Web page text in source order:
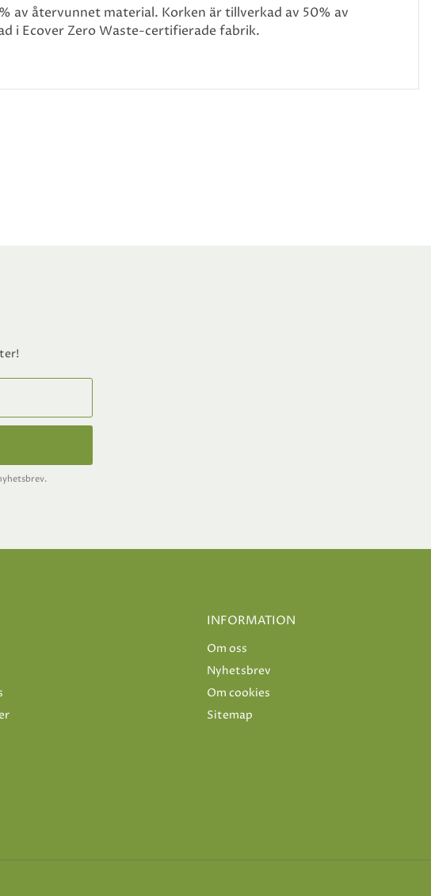
av återvunnet material. Korken är tillverkad av 50% av
i Ecover Zero Waste-certifierade fabrik.
INFORMATION
Om oss
Nyhetsbrev
Om cookies
Sitemap